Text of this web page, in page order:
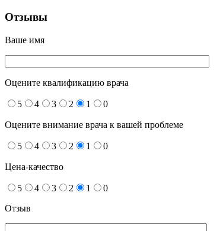
Отзывы
Ваше имя
Оцените квалификацию врача
5 4 3 2 1 0
Оцените внимание врача к вашей проблеме
5 4 3 2 1 0
Цена-качество
5 4 3 2 1
0
Отзыв